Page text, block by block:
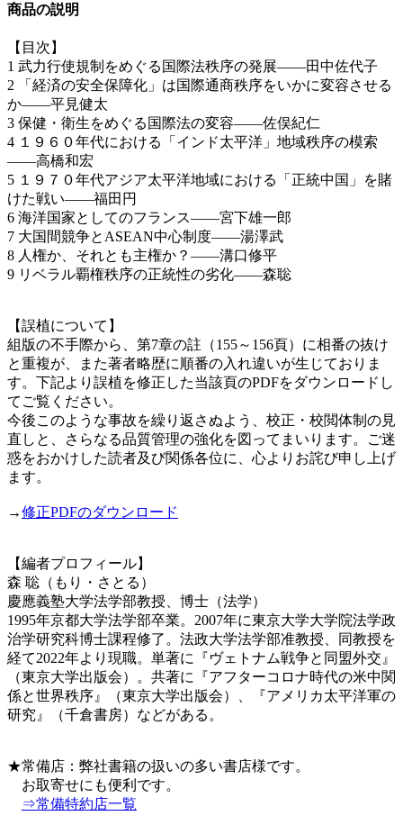
商品の説明
【目次】
1 武力行使規制をめぐる国際法秩序の発展――田中佐代子
2 「経済の安全保障化」は国際通商秩序をいかに変容させる
か――平見健太
3 保健・衛生をめぐる国際法の変容――佐俣紀仁
4 １９６０年代における「インド太平洋」地域秩序の模索
――高橋和宏
5 １９７０年代アジア太平洋地域における「正統中国」を賭
けた戦い――福田円
6 海洋国家としてのフランス――宮下雄一郎
7 大国間競争とASEAN中心制度――湯澤武
8 人権か、それとも主権か？――溝口修平
9 リベラル覇権秩序の正統性の劣化――森聡
【誤植について】
組版の不手際から、第7章の註（155～156頁）に相番の抜け
と重複が、また著者略歴に順番の入れ違いが生じておりま
す。下記より誤植を修正した当該頁のPDFをダウンロードし
てご覧ください。
今後このような事故を繰り返さぬよう、校正・校閲体制の見
直しと、さらなる品質管理の強化を図ってまいります。ご迷
惑をおかけした読者及び関係各位に、心よりお詫び申し上げ
ます。
→修正PDFのダウンロード
【編者プロフィール】
森 聡（もり・さとる）
慶應義塾大学法学部教授、博士（法学）
1995年京都大学法学部卒業。2007年に東京大学大学院法学政
治学研究科博士課程修了。法政大学法学部准教授、同教授を
経て2022年より現職。単著に『ヴェトナム戦争と同盟外交』
（東京大学出版会）。共著に『アフターコロナ時代の米中関
係と世界秩序』（東京大学出版会）、『アメリカ太平洋軍の
研究』（千倉書房）などがある。
★常備店：弊社書籍の扱いの多い書店様です。
お取寄せにも便利です。
⇒常備特約店一覧